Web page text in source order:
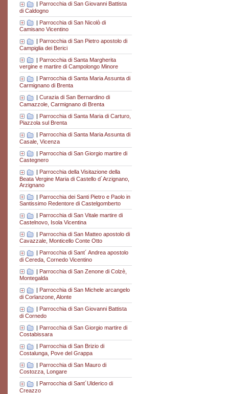
Parrocchia di San Giovanni Battista
di Caldogno
| Parrocchia di San Nicolò di
Camisano Vicentino
Parrocchia di San Pietro apostolo di
Campiglia dei Berici
| Parrocchia di Santa Margherita
vergine e martire di Campolongo Minore
Parrocchia di Santa Maria Assunta di
Carmignano di Brenta
| Curazia di San Bernardino di
Camazzole, Carmignano di Brenta
| Parrocchia di Santa Maria di Carturo,
Piazzola sul Brenta
| Parrocchia di Santa Maria Assunta di
Casale, Vicenza
| Parrocchia di San Giorgio martire di
Castegnero
| Parrocchia della Visitazione della
Beata Vergine Maria di Castello d´Arzignano,
Arzignano
| Parrocchia dei Santi Pietro e Paolo in
Santissimo Redentore di Castelgomberto
Parrocchia di San Vitale martire di
Castelnovo, Isola Vicentina
| Parrocchia di San Matteo apostolo di
Cavazzale, Monticello Conte Otto
Parrocchia di Sant´ Andrea apostolo
di Cereda, Cornedo Vicentino
| Parrocchia di San Zenone di Colzè,
Montegalda
Parrocchia di San Michele arcangelo
di Corlanzone, Alonte
| Parrocchia di San Giovanni Battista
di Cornedo
| Parrocchia di San Giorgio martire di
Costabissara
| Parrocchia di San Brizio di
Costalunga, Pove del Grappa
| Parrocchia di San Mauro di
Costozza, Longare
Parrocchia di Sant´Ulderico di
Creazzo